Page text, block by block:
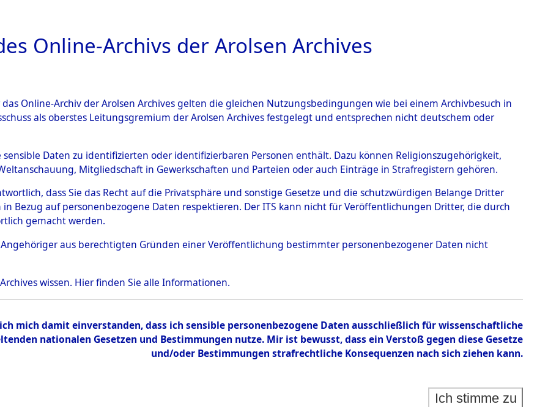
ARCHIVALE ÜBERSICHT BILD
→Kreis Grafschaft Diepholz→0011 (101100857)
0011 (101100857)
Übergeordnetes
Niedersachsen
Inhalt
Zur Übersicht
Online-Archivs der Arolsen Archives
Online-Archiv der Arolsen Archives gelten die gleichen Nutzungsbedingungen wie bei einem Archivbesuch in
als oberstes Leitungsgremium der Arolsen Archives festgelegt und entsprechen nicht deutschem oder
sensible Daten zu identifizierten oder identifizierbaren Personen enthält. Dazu können Religionszugehörigkeit,
Mitgliedschaft in Gewerkschaften und Parteien oder auch Einträge in Strafregistern gehören.
dass Sie das Recht auf die Privatsphäre und sonstige Gesetze und die schutzwürdigen Belange Dritter
Bezug auf personenbezogene Daten respektieren. Der ITS kann nicht für Veröffentlichungen Dritter, die durch
gemacht werden.
Angehöriger aus berechtigten Gründen einer Veröffentlichung bestimmter personenbezogener Daten nicht
wissen. Hierfinden Sie alle Informationen.
mich damit einverstanden, dass ich sensible personenbezogene Daten ausschließlich für wissenschaftliche
nationalen Gesetzen und Bestimmungen nutze. Mir ist bewusst, dass ein Verstoß gegen diese Gesetze
und/oder Bestimmungen strafrechtliche Konsequenzen nach sich ziehen kann.
Ich stimme zu